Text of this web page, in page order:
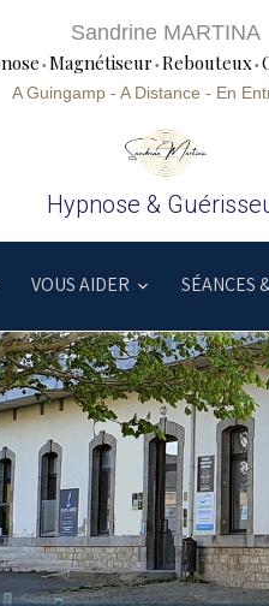
Sandrine MARTINA
• Magnétiseur • Rebouteux•
A Guingamp - A Distance - En
Hypnose &
VOUS AIDER SÉANCES